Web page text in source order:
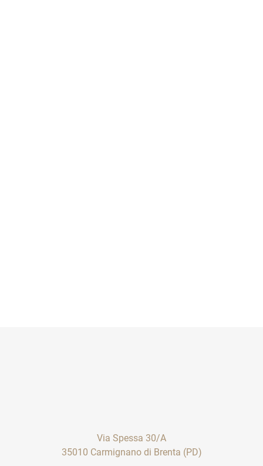
Via Spessa 30/A
35010 Carmignano di Brenta (PD)